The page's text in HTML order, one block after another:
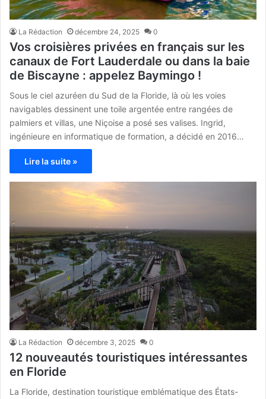
La Rédaction décembre 24, 2025 0
Vos croisières privées en français sur les
canaux de Fort Lauderdale ou dans la baie
de Biscayne : appelez Baymingo !
Sous le ciel azuréen du Sud de la Floride, là où les voies
navigables dessinent une toile argentée entre rangées de
palmiers et villas, une Niçoise a posé ses valises. Ingrid,
ingénieure en informatique de formation, a décidé en 2016…
Lire la suite »
La Rédaction décembre 3, 2025 0
12 nouveautés touristiques intéressantes
en Floride
La Floride, destination touristique emblématique des États-